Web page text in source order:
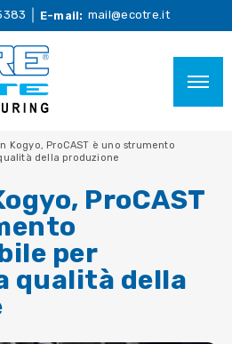
E-mail: mail@ecotre.it
Kogyo, ProCAST è uno strumento
della produzione
ProCAST
per
qualità della